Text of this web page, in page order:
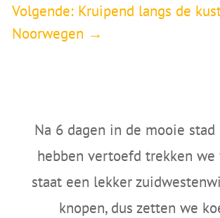
Volgende: Kruipend langs de
Noorwegen →
Na 6 dagen in de mooie stad
hebben vertoefd trekken we
staat een lekker
knopen, dus zetten we